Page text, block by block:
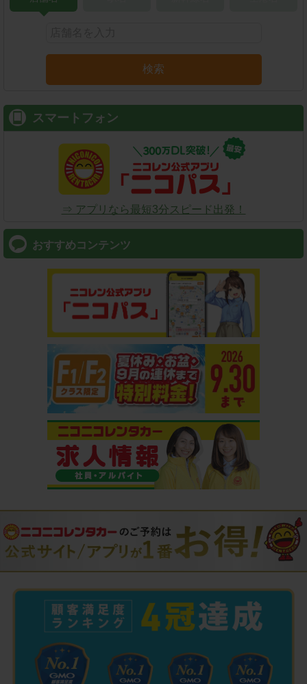
検索
スマートフォン
⇒ アプリなら最短3分スピード出発！
おすすめコンテンツ